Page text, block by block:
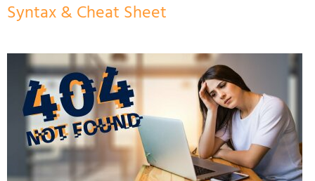
Syntax & Cheat Sheet